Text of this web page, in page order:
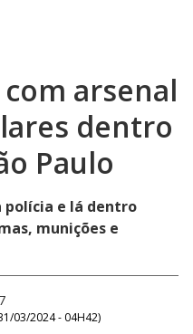
arsenal
dentro
Paulo
polícia e lá dentro
munições e
03/2024 - 04H42)